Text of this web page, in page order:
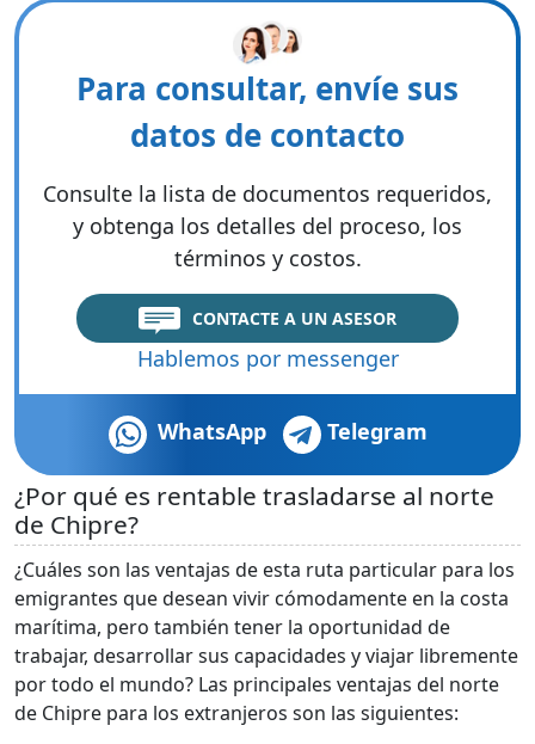
Para consultar, envíe sus
datos de contacto
Consulte la lista de documentos requeridos,
y obtenga los detalles del proceso, los
términos y costos.
CONTACTE A UN ASESOR
Hablemos por messenger
WhatsApp Telegram
¿Por qué es rentable trasladarse al norte
de Chipre?
¿Cuáles son las ventajas de esta ruta particular para los
emigrantes que desean vivir cómodamente en la costa
marítima, pero también tener la oportunidad de
trabajar, desarrollar sus capacidades y viajar libremente
por todo el mundo? Las principales ventajas del norte
de Chipre para los extranjeros son las siguientes: